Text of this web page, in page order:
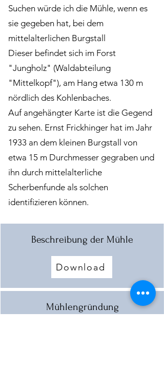
Suchen würde ich die Mühle, wenn es
sie gegeben hat, bei dem
mittelalterlichen Burgstall
Dieser befindet sich im Forst
"Jungholz" (Waldabteilung
"Mittelkopf"), am Hang etwa 130 m
nördlich des Kohlenbaches.
Auf angehängter Karte ist die Gegend
zu sehen. Ernst Frickhinger hat im Jahr
1933 an dem kleinen Burgstall von
etwa 15 m Durchmesser gegraben und
ihn durch mittelalterliche
Scherbenfunde als solchen
identifizieren können.
Beschreibung der Mühle
Download
Mühlengründung